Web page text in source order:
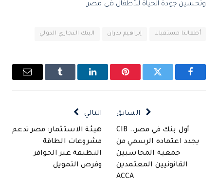
وتحسين جودة الحياة للأطفال في مصر.
أطفالنا مستقبلنا إبراهيم بدران البنك التجاري الدولي
فيسبوك تويتر بينتيريستلينكدإن Tumblr
البريد
السابق
أول بنك في مصر.. CIB
يجدد اعتماده الرسمي من
جمعية المحاسبين
القانونيين المعتمدين
ACCA
التالي
هيئة الاستثمار: مصر تدعم
مشروعات الطاقة
النظيفة عبر الحوافر
وفرص التمويل